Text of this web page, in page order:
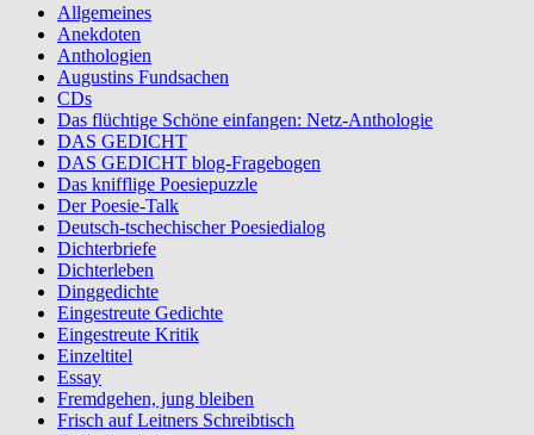
Allgemeines
Anekdoten
Anthologien
Augustins Fundsachen
CDs
Das flüchtige Schöne einfangen: Netz-Anthologie
DAS GEDICHT
DAS GEDICHT blog-Fragebogen
Das knifflige Poesiepuzzle
Der Poesie-Talk
Deutsch-tschechischer Poesiedialog
Dichterbriefe
Dichterleben
Dinggedichte
Eingestreute Gedichte
Eingestreute Kritik
Einzeltitel
Essay
Fremdgehen, jung bleiben
Frisch auf Leitners Schreibtisch